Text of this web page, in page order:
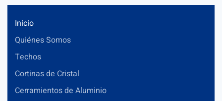
Inicio
Quiénes Somos
Techos
Cortinas de Cristal
Cerramientos de Aluminio